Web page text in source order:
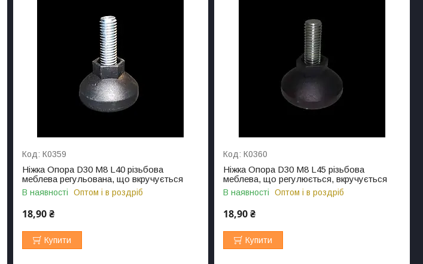
К0359
Ніжка Опора D30 M8 L40 різьбова
меблева регульована, що вкручується
В наявності Оптом і в роздріб
18,90 ₴
Купити
К0360
Ніжка Опора D30 M8 L45 різьбова
меблева, що регулюється, вкручується
В наявності Оптом і в роздріб
18,90 ₴
Купити